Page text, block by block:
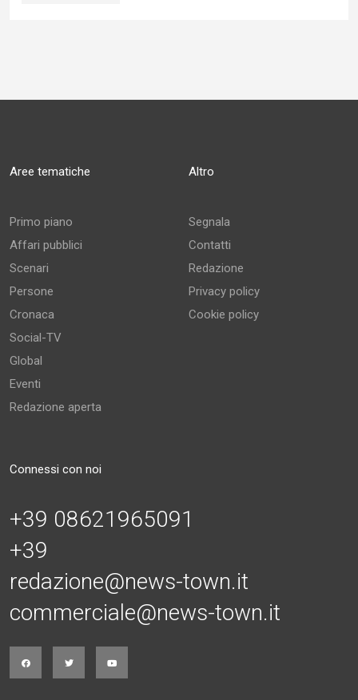
Aree tematiche
Primo piano
Affari pubblici
Scenari
Persone
Cronaca
Social-TV
Global
Eventi
Redazione aperta
Altro
Segnala
Contatti
Redazione
Privacy policy
Cookie policy
Connessi con noi
+39 08621965091
+39
redazione@news-town.it
commerciale@news-town.it